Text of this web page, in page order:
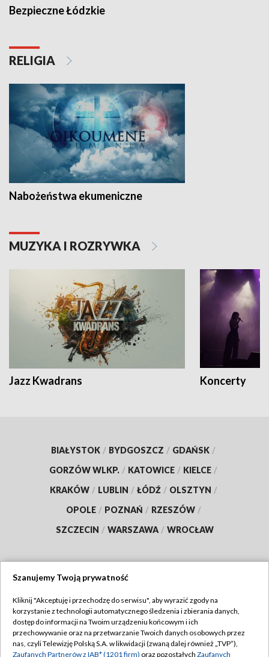
Bezpieczne Łódzkie
RELIGIA
Nabożeństwa ekumeniczne
MUZYKA I ROZRYWKA
Jazz Kwadrans Koncerty
BIAŁYSTOK / BYDGOSZCZ / GDAŃSK /
GORZÓW WLKP. / KATOWICE / KIELCE /
KRAKÓW / LUBLIN / ŁÓDŹ / OLSZTYN /
OPOLE / POZNAŃ / RZESZÓW /
SZCZECIN / WARSZAWA / WROCŁAW
TVP
Abonament TVP
Emisja w TVP
Regulamin TVP
Szanujemy Twoją prywatność
Kliknij "Akceptuję i przechodzę do serwisu", aby wyrazić zgody na
korzystanie z technologii automatycznego śledzenia i zbierania danych,
dostęp do informacji na Twoim urządzeniu końcowym i ich
przechowywanie oraz na przetwarzanie Twoich danych osobowych przez
nas, czyli Telewizję Polską S.A. w likwidacji (zwaną dalej również „TVP”),
Zaufanych Partnerów z IAB* (1201 firm) oraz pozostałych Zaufanych